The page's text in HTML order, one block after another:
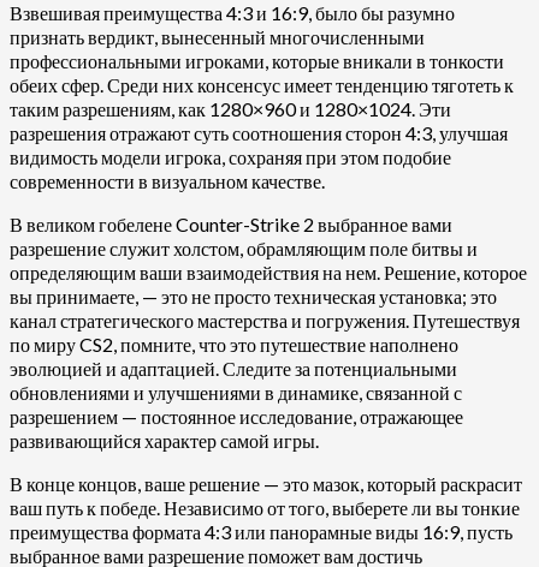
Взвешивая преимущества 4:3 и 16:9, было бы разумно
признать вердикт, вынесенный многочисленными
профессиональными игроками, которые вникали в тонкости
обеих сфер. Среди них консенсус имеет тенденцию тяготеть к
таким разрешениям, как 1280×960 и 1280×1024. Эти
разрешения отражают суть соотношения сторон 4:3, улучшая
видимость модели игрока, сохраняя при этом подобие
современности в визуальном качестве.
В великом гобелене Counter-Strike 2 выбранное вами
разрешение служит холстом, обрамляющим поле битвы и
определяющим ваши взаимодействия на нем. Решение, которое
вы принимаете, — это не просто техническая установка; это
канал стратегического мастерства и погружения. Путешествуя
по миру CS2, помните, что это путешествие наполнено
эволюцией и адаптацией. Следите за потенциальными
обновлениями и улучшениями в динамике, связанной с
разрешением — постоянное исследование, отражающее
развивающийся характер самой игры.
В конце концов, ваше решение — это мазок, который раскрасит
ваш путь к победе. Независимо от того, выберете ли вы тонкие
преимущества формата 4:3 или панорамные виды 16:9, пусть
выбранное вами разрешение поможет вам достичь